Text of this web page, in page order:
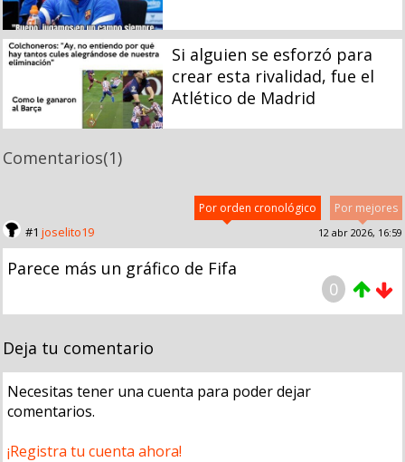
Si alguien se esforzó para
crear esta rivalidad, fue el
Atlético de Madrid
Comentarios(1)
Por mejores
Por orden cronológico
#1 joselito19 12 abr 2026, 16:59
Parece más un gráfico de Fifa
0
Deja tu comentario
Necesitas tener una cuenta para poder dejar
comentarios.
¡Registra tu cuenta ahora!